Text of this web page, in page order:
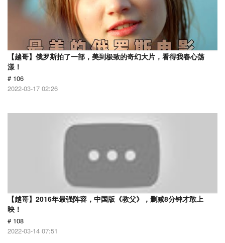
【越哥】俄罗斯拍了一部，美到极致的奇幻大片，看得我春心荡
漾！
# 106
2022-03-17 02:26
【越哥】2016年最强阵容，中国版《教父》，删减8分钟才敢上
映！
# 108
2022-03-14 07:51